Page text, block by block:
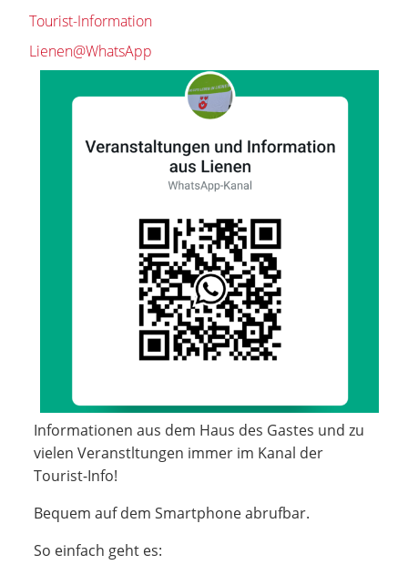
Tourist-Information
Lienen@WhatsApp
Informationen aus dem Haus des Gastes und zu
vielen Veranstltungen immer im Kanal der
Tourist-Info!
Bequem auf dem Smartphone abrufbar.
So einfach geht es: